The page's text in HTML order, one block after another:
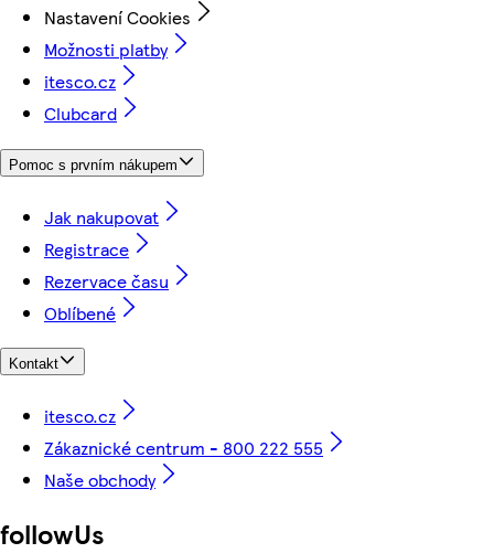
Nastavení Cookies
Možnosti platby
itesco.cz
Clubcard
Pomoc s prvním nákupem
Jak nakupovat
Registrace
Rezervace času
Oblíbené
Kontakt
itesco.cz
Zákaznické centrum - 800 222 555
Naše obchody
followUs